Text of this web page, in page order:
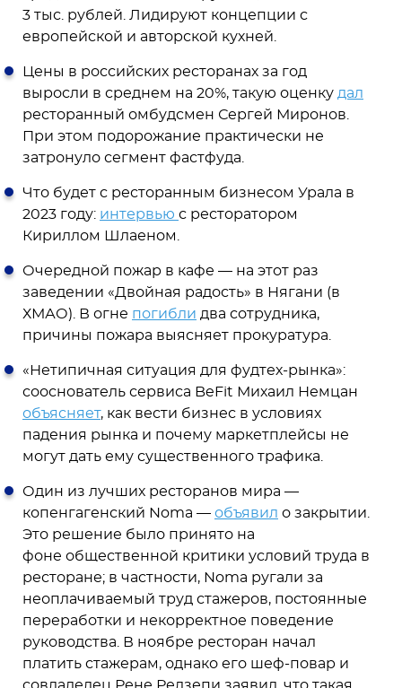
3 тыс. рублей. Лидируют концепции с
европейской и авторской кухней.
Цены в российских ресторанах за год
выросли в среднем на 20%, такую оценку дал
ресторанный омбудсмен Сергей Миронов.
При этом подорожание практически не
затронуло сегмент фастфуда.
Что будет с ресторанным бизнесом Урала в
2023 году: интервью с ресторатором
Кириллом Шлаеном.
Очередной пожар в кафе — на этот раз
заведении «Двойная радость» в Нягани (в
ХМАО). В огне погибли два сотрудника,
причины пожара выясняет прокуратура.
«Нетипичная ситуация для фудтех-рынка»:
сооснователь сервиса BeFit Михаил Немцан
объясняет, как вести бизнес в условиях
падения рынка и почему маркетплейсы не
могут дать ему существенного трафика.
Один из лучших ресторанов мира —
копенгагенский Noma — объявил о закрытии.
Это решение было принято на
фоне общественной критики условий труда в
ресторане; в частности, Noma ругали за
неоплачиваемый труд стажеров, постоянные
переработки и некорректное поведение
руководства. В ноябре ресторан начал
платить стажерам, однако его шеф-повар и